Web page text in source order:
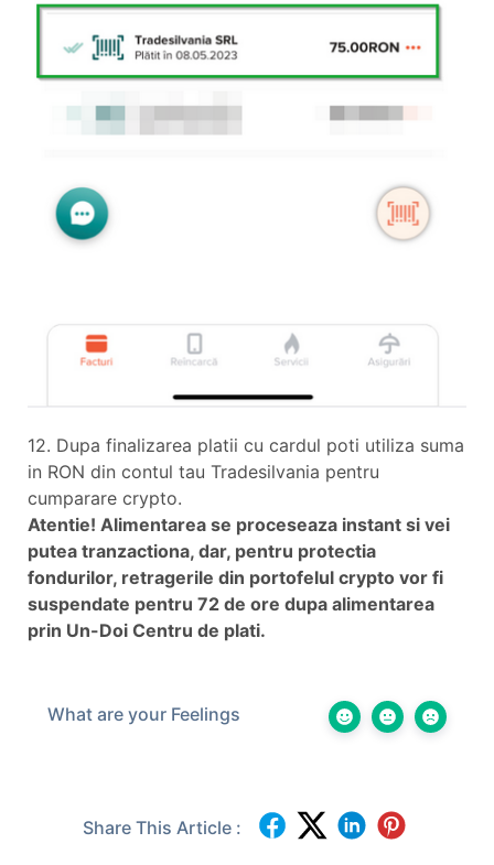
12. Dupa finalizarea platii cu cardul poti utiliza suma
in RON din contul tau Tradesilvania pentru
cumparare crypto.
Atentie! Alimentarea se proceseaza instant si vei
putea tranzactiona, dar, pentru protectia
fondurilor, retragerile din portofelul crypto vor fi
suspendate pentru 72 de ore dupa alimentarea
prin Un-Doi Centru de plati.
What are your Feelings
Share This Article :